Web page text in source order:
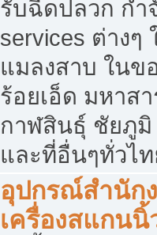
รับฉีดปลวก กำ
services ต่าง
แมลงสาบ ใน
ร้อยเอ็ด มหาส
กาฬสินธุ์ ชัยภู
และที่อื่นๆทั่วไ
อุปกรณ์สำนัก
เครื่องสแกนนิ้